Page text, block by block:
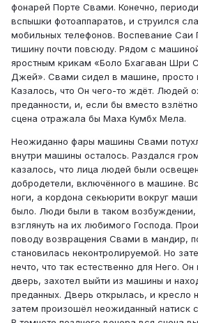
фонарей Порте Свами. Конечно,
вспышки фотоаппаратов, и струился
мобильных телефонов. Воспевание Саи
тишину почти повсюду. Рядом с
яростным крикам «Боло Бхагаван Шри
Джей». Свами сидел в машине, просто
Казалось, что Он чего-то ждёт. Людей
преданности, и, если бы вместо
сцена отражала бы Маха Кумбх Мела.
Неожиданно фары машины Свами
внутри машины осталось. Раздался
казалось, что лица людей были
добродетели, включённого в машине.
ноги, а кордона секьюрити вокруг
было. Люди были в таком возбуждении,
взглянуть на их любимого Господа.
поводу возвращения Свами в мандир,
становилась неконтролируемой. Но
нечто, что так естественно для Него. Он
дверь, захотел выйти из машины и
преданных. Дверь открылась, и кресло
затем произошёл неожиданный натиск